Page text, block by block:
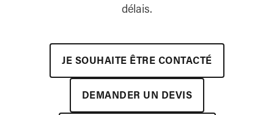
délais.
JE SOUHAITE ÊTRE CONTACTÉ
DEMANDER UN DEVIS